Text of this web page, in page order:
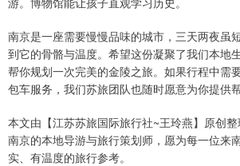
南京是一座需要慢慢品味的城市，三天两夜虽
到它的骨骼与温度。希望这份凝聚了我们本地
帮你规划一次完美的金陵之旅。如果行程中需
包车服务，我们苏旅团队也随时愿意为你提供帮
本文由【江苏苏旅国际旅行社~王玲燕】原创
南京的本地导游与旅行策划师，愿为每一位来
实、有温度的旅行参考。